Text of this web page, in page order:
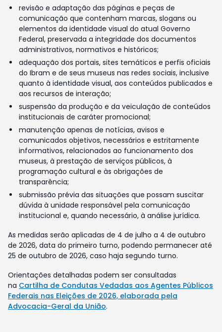
revisão e adaptação das páginas e peças de
comunicação que contenham marcas, slogans ou
elementos da identidade visual do atual Governo
Federal, preservada a integridade dos documentos
administrativos, normativos e históricos;
adequação dos portais, sites temáticos e perfis oficiais
do Ibram e de seus museus nas redes sociais, inclusive
quanto à identidade visual, aos conteúdos publicados e
aos recursos de interação;
suspensão da produção e da veiculação de conteúdos
institucionais de caráter promocional;
manutenção apenas de notícias, avisos e
comunicados objetivos, necessários e estritamente
informativos, relacionados ao funcionamento dos
museus, à prestação de serviços públicos, à
programação cultural e às obrigações de
transparência;
submissão prévia das situações que possam suscitar
dúvida à unidade responsável pela comunicação
institucional e, quando necessário, à análise jurídica.
As medidas serão aplicadas de 4 de julho a 4 de outubro
de 2026, data do primeiro turno, podendo permanecer até
25 de outubro de 2026, caso haja segundo turno.
Orientações detalhadas podem ser consultadas
na Cartilha de Condutas Vedadas aos Agentes Públicos
Federais nas Eleições de 2026, elaborada pela
Advocacia-Geral da União.